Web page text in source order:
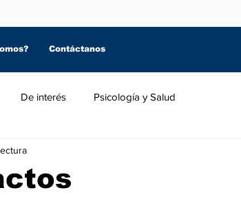
Contáctanos
De interés Psicología y Salud